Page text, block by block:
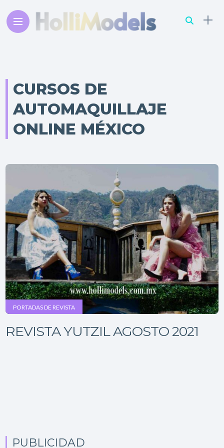
CURSOS DE
AUTOMAQUILLAJE
ONLINE MÉXICO
PORTADAS DE REVISTA
REVISTA YUTZIL AGOSTO 2021
PUBLICIDAD